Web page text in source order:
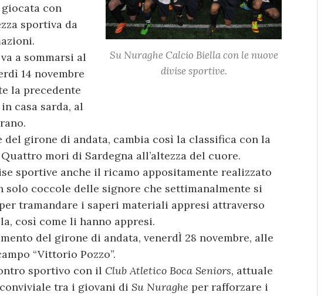
Su Nuraghe Calcio Biellacon le nuove
divise sportive.
con
sportiva da
a sommarsi al
14 novembre
la precedente
casa sarda, al
girone di andata, cambia così la classifica con la
mori di Sardegna all’altezza del cuore.
sportive anche il ricamo appositamente realizzato
solo coccole delle signore che settimanalmente si
tramandare i saperi materiali appresi attraverso
così come li hanno appresi.
del girone di andata, venerdÌ 28 novembre, alle
“Vittorio Pozzo”.
sportivo con il Club Atletico Boca Seniors, attuale
tra i giovani di Su Nuraghe per rafforzare i